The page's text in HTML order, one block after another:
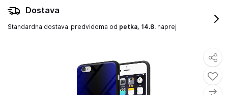
Dostava
Standardna dostava predvidoma od petka, 14.8. naprej